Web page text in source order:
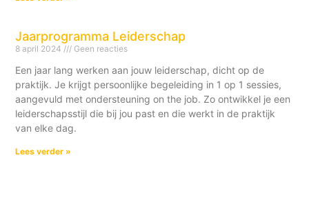
Jaarprogramma Leiderschap
8 april 2024 Geen reacties
Een jaar lang werken aan jouw leiderschap, dicht op de
praktijk. Je krijgt persoonlijke begeleiding in 1 op 1 sessies,
aangevuld met ondersteuning on the job. Zo ontwikkel je een
leiderschapsstijl die bij jou past en die werkt in de praktijk
van elke dag.
Lees verder »